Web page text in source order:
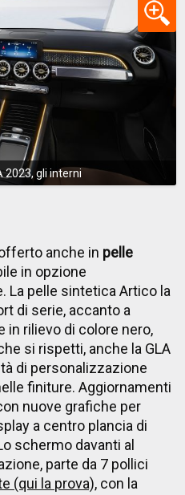
2023, gli interni
anche in pelle
in opzione
La pelle sintetica Artico la
di serie, accanto a
rilievo di colore nero,
si rispetti, anche la GLA
di personalizzazione
finiture. Aggiornamenti
nuove grafiche per
a centro plancia di
schermo davanti al
parte da 7 pollici
(qui la prova), con la